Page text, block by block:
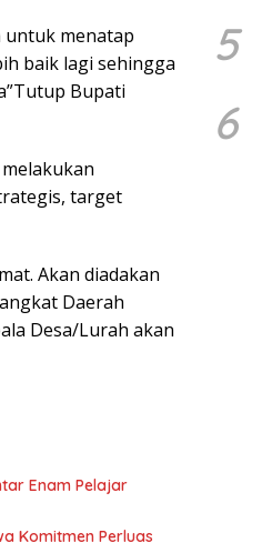
untuk menatap
baik lagi sehingga
Bupati
target
Akan diadakan
Daerah
Desa/Lurah akan
Enam Pelajar
Komitmen Perluas
5
6